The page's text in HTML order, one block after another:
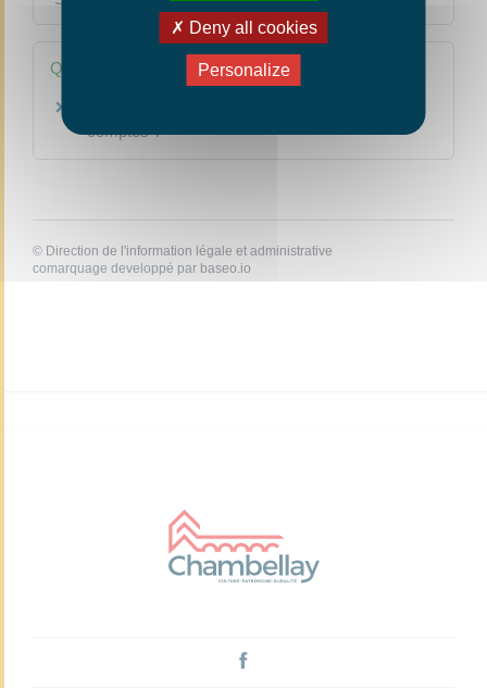
Questions ? Réponses !
comptes ?
© Direction de l'information légale et administrative
comarquage developpé par baseo.io
Deny all cookies
Personalize